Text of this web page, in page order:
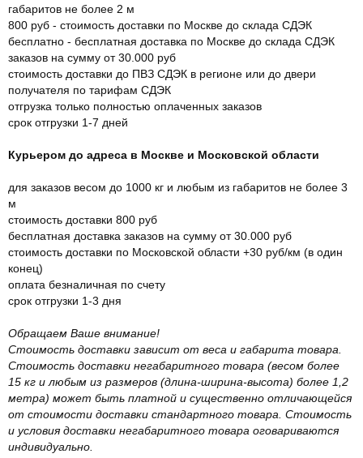
габаритов не более 2 м
800 руб - стоимость доставки по Москве до склада СДЭК
бесплатно - бесплатная доставка по Москве до склада СДЭК
заказов на сумму от 30.000 руб
стоимость доставки до ПВЗ СДЭК в регионе или до двери
получателя по тарифам СДЭК
отгрузка только полностью оплаченных заказов
срок отгрузки 1-7 дней
Курьером до адреса в Москве и Московской области
для заказов весом до 1000 кг и любым из габаритов не более 3
м
стоимость доставки 800 руб
бесплатная доставка заказов на сумму от 30.000 руб
стоимость доставки по Московской области +30 руб/км (в один
конец)
оплата безналичная по счету
срок отгрузки 1-3 дня
Обращаем Ваше внимание!
Стоимость доставки зависит от веса и габарита товара.
Стоимость доставки негабаритного товара (весом более
15 кг и любым из размеров (длина-ширина-высота) более 1,2
метра) может быть платной и существенно отличающейся
от стоимости доставки стандартного товара. Стоимость
и условия доставки негабаритного товара оговариваются
индивидуально.